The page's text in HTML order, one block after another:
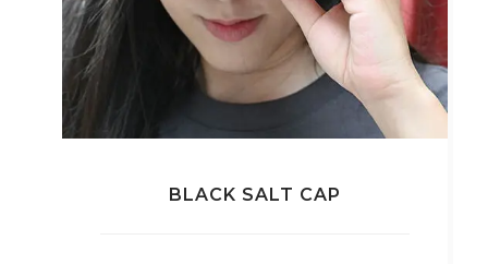
選
項
BLACK SALT CAP